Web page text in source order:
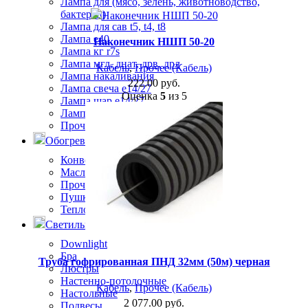
бактерец)
Лампа для сав t5, t4, t8
Лампа е40
Лампа кг r7s
Лампа мгл, днат, дрв, дрл
Лампа накаливания
Лампа свеча е14/27
Лампа шар е14/27
Лампа энергосберегающая
Прочее (Лампы)
Обогреватели
Конвекторы
Масляные обогреватели
Прочее (Обогреватели)
Пушки и завесы
Тепловентиляторы
Светильники и люстры
Downlight
Бра
Люстры
Настенно-потолочные
Настольные
Подвесы
Наконечник НШП 50-20
Кабель,Прочее (Кабель)
222.00 руб.
Оценка 5из 5
Труба гофрированная ПНД 32мм (50м) черная
Кабель,Прочее (Кабель)
2 077.00 руб.